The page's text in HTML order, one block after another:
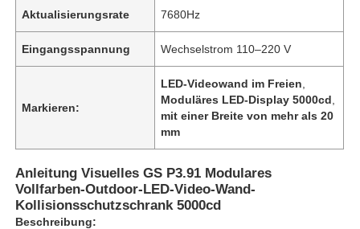
Produkte
Aktualisierungsrate 7680Hz
Eingangsspannung Wechselstrom 110–220 V
Markieren:
LED-Videowand im Freien
Moduläres LED-Display 5000cd
mit einer Breite von mehr als 20
mm
Anleitung Visuelles GS P3.91 Modulares
Vollfarben-Outdoor-LED-Video-Wand-
Kollisionsschutzschrank 5000cd
Beschreibung: